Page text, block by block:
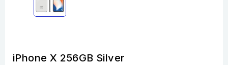
iPhone X 256GB Silver